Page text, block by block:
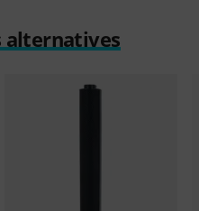
alternatives